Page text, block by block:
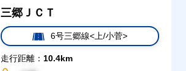
三郷ＪＣＴ
6号三郷線<上/小菅>
走行距離： 10.4km